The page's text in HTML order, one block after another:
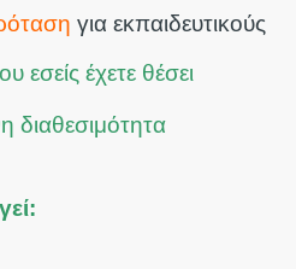
για εκπαιδευτικούς
εσείς έχετε θέσει
διαθεσιμότητα